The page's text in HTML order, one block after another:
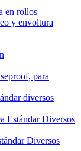
en rollos
y envoltura
para
diversos
Estándar Diversos
Diversos